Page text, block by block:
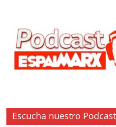
Escucha nuestro Podcast